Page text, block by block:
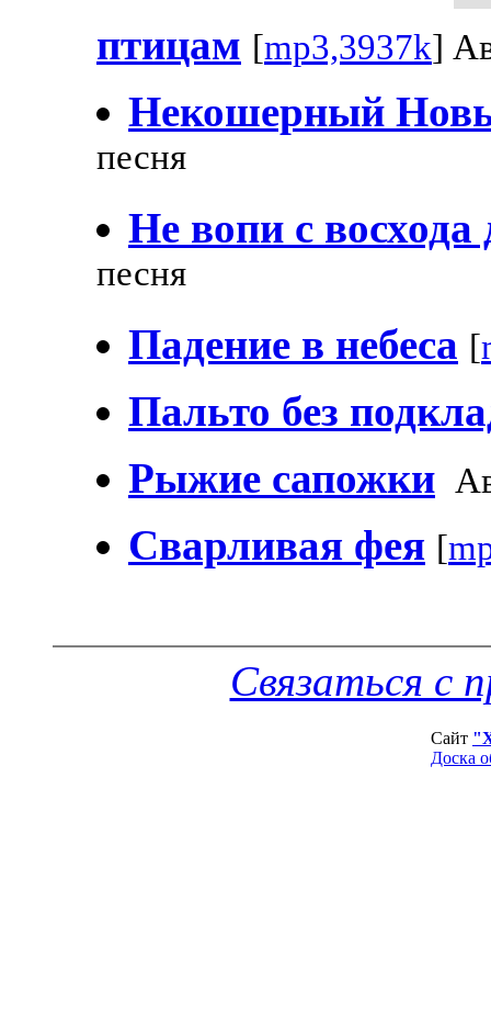
птицам [mp3,3937k]
Некошерный
песня
Не вопи с восхода
песня
Падение в небеса [
Пальто без
Рыжие сапожки
Сварливая фея [
Связаться с
Сайт
Доска